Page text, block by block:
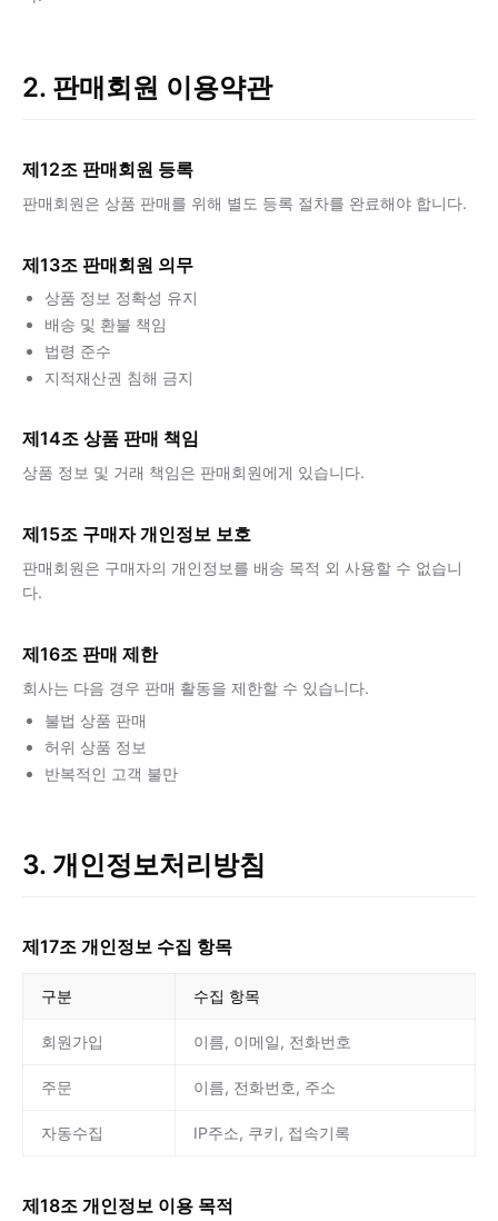
2. 판매회원 이용약관
제12조 판매회원 등록
판매회원은 상품 판매를 위해 별도 등록 절차를 완료해야 합니다.
제13조 판매회원 의무
상품 정보 정확성 유지
배송 및 환불 책임
법령 준수
지적재산권 침해 금지
제14조 상품 판매 책임
상품 정보 및 거래 책임은 판매회원에게 있습니다.
제15조 구매자 개인정보 보호
판매회원은 구매자의 개인정보를 배송 목적 외 사용할 수 없습니
다.
제16조 판매 제한
회사는 다음 경우 판매 활동을 제한할 수 있습니다.
불법 상품 판매
허위 상품 정보
반복적인 고객 불만
3. 개인정보처리방침
제17조 개인정보 수집 항목
구분 수집 항목
회원가입 이름, 이메일, 전화번호
주문 이름, 전화번호, 주소
자동수집 IP주소, 쿠키, 접속기록
제18조 개인정보 이용 목적